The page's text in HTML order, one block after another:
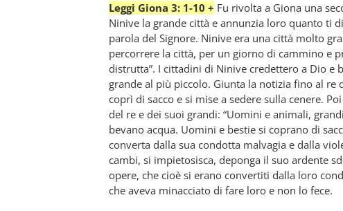
Leggi Giona 3: 1-10 + Fu rivolta a Giona una
Ninive la grande città e annunzia loro quanto ti
parola del Signore. Ninive era una città molto
percorrere la città, per un giorno di cammino e
distrutta”. I cittadini di Ninive credettero a Dio
grande al più piccolo. Giunta la notizia fino al
coprì di sacco e si mise a sedere sulla cenere.
del re e dei suoi grandi: “Uomini e animali,
bevano acqua. Uomini e bestie si coprano di
converta dalla sua condotta malvagia e dalla
cambi, si impietosisca, deponga il suo ardente
opere, che cioè si erano convertiti dalla loro
che aveva minacciato di fare loro e non lo fece.